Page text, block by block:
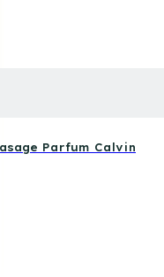
Parfum Calvin